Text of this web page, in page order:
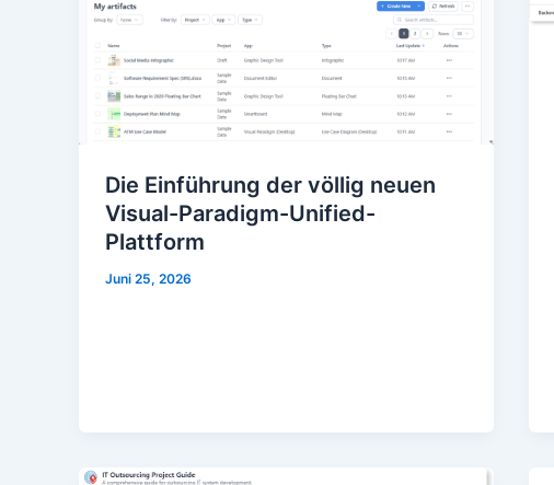
Die Einführung der völlig neuen
Visual-Paradigm-Unified-
Plattform
Juni 25, 2026